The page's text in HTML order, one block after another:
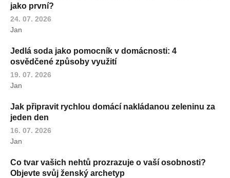
jako první?
24. 07. 2026
Jan
Jedlá soda jako pomocník v domácnosti: 4
osvědčené způsoby využití
19. 07. 2026
Jan
Jak připravit rychlou domácí nakládanou zeleninu za
jeden den
16. 07. 2026
Jan
Co tvar vašich nehtů prozrazuje o vaší osobnosti?
Objevte svůj ženský archetyp